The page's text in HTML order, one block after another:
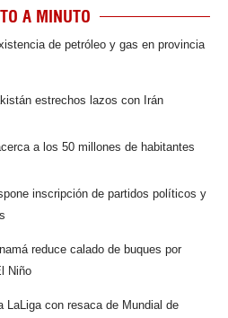
A MINUTO
de petróleo y gas en provincia
estrechos lazos con Irán
a los 50 millones de habitantes
inscripción de partidos políticos y
reduce calado de buques por
Niño
LaLiga con resaca de Mundial de